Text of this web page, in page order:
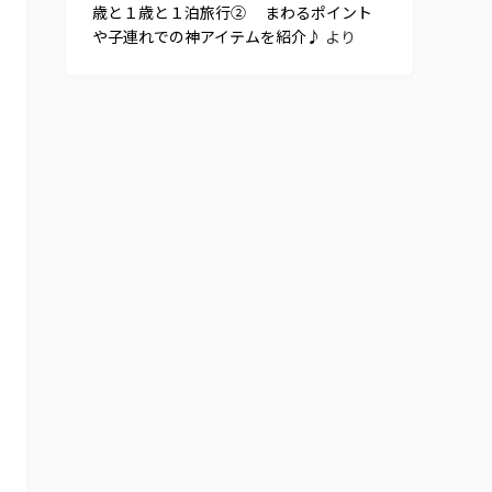
歳と１歳と１泊旅行② まわるポイント
や子連れでの神アイテムを紹介♪ より